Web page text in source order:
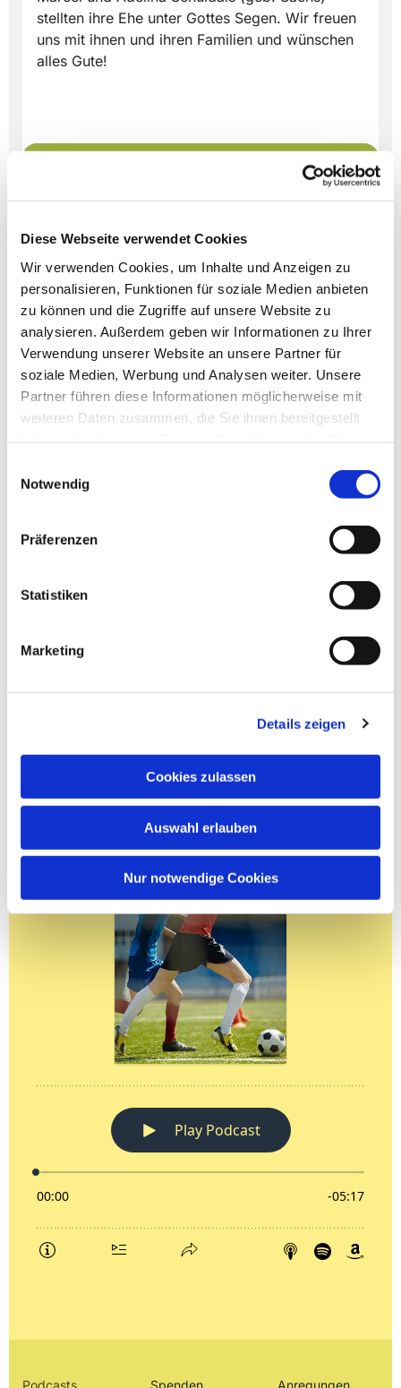
Diese Webseite verwendet Cookies
Wir verwenden Cookies, um Inhalte und Anzeigen zu
personalisieren, Funktionen für soziale Medien anbieten
zu können und die Zugriffe auf unsere Website zu
analysieren. Außerdem geben wir Informationen zu Ihrer
Verwendung unserer Website an unsere Partner für
soziale Medien, Werbung und Analysen weiter. Unsere
Partner führen diese Informationen möglicherweise mit
weiteren Daten zusammen, die Sie ihnen bereitgestellt
Notwendig
Präferenzen
Statistiken
Marketing
Details zeigen
Cookies zulassen
Auswahl erlauben
Nur notwendige Cookies
stellten ihre Ehe unter Gottes Segen. Wir freuen
uns mit ihnen und ihren Familien und wünschen
alles Gute!
Dies könnte Sie auch
interessieren